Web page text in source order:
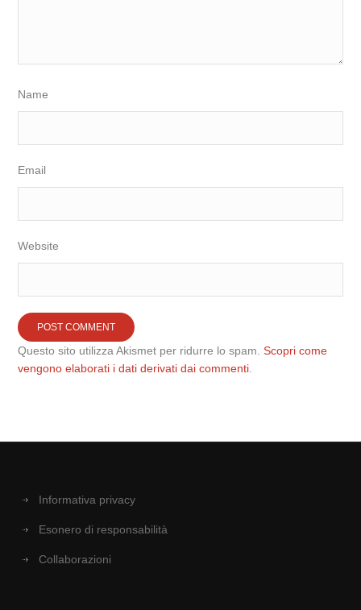
Name
Email
Website
Questo sito utilizza Akismet per ridurre lo spam.Scopri come
vengono elaborati i dati derivati dai commenti
Informativa privacy
Esonero di responsabilità
Collaborazioni